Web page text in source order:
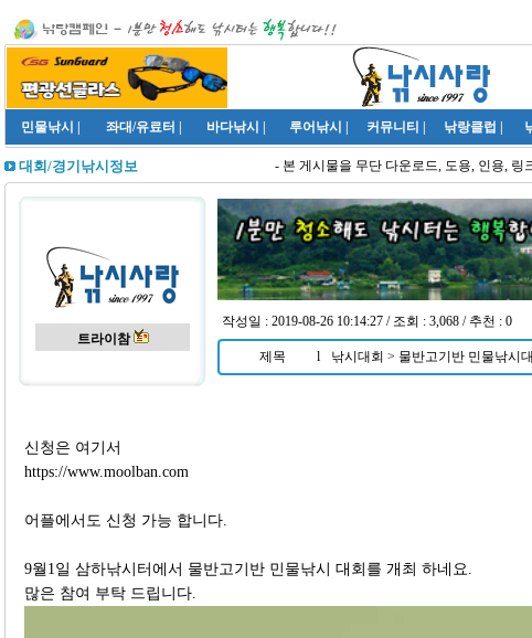
민물낚시 좌대/유료터 바다낚시 루어낚시 커뮤니티 낚랑클럽
대회/경기낚시정보 - 본 게시물을 무단 다운로드, 도용, 인용, 링
트라이참
작성일 : 2019-08-26 10:14:27 / 조회 : 3,068 / 추천 : 0
제목 l 낚시대회 > 물반고기반 민물낚시
신청은 여기서
https://www.moolban.com
어플에서도 신청 가능 합니다.
9월1일 삼하낚시터에서 물반고기반 민물낚시 대회를 개최 하네요.
많은 참여 부탁 드립니다.